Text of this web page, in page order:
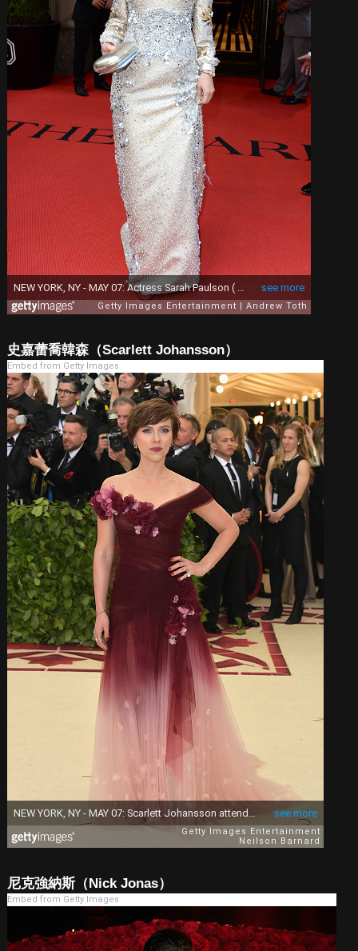
史嘉蕾喬韓森（Scarlett Johansson）
Embed from Getty Images
尼克強納斯（Nick Jonas）
Embed from Getty Images